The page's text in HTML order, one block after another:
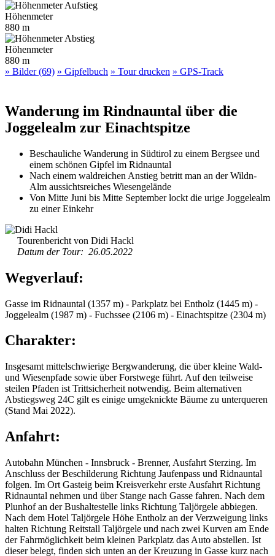
Höhenmeter
880 m
Höhenmeter
880 m
» Bilder (69) » Gipfelbuch » Tour drucken » GPS-Track
Wanderung im Rindnauntal über die
Joggelealm zur Einachtspitze
Beschauliche Wanderung in Südtirol zu einem Bergsee und
einem schönen Gipfel im Ridnauntal
Nach einem waldreichen Anstieg betritt man an der Wildn-
Alm aussichtsreiches Wiesengelände
Von Mitte Juni bis Mitte September lockt die urige Joggelealm
zu einer Einkehr
Tourenbericht von Didi Hackl
Datum der Tour: 26.05.2022
Wegverlauf:
Gasse im Ridnauntal (1357 m) - Parkplatz bei Entholz (1445 m) -
Joggelealm (1987 m) - Fuchssee (2106 m) - Einachtspitze (2304 m)
Charakter:
Insgesamt mittelschwierige Bergwanderung, die über kleine Wald-
und Wiesenpfade sowie über Forstwege führt. Auf den teilweise
steilen Pfaden ist Trittsicherheit notwendig. Beim alternativen
Abstiegsweg 24C gilt es einige umgeknickte Bäume zu unterqueren
(Stand Mai 2022).
Anfahrt:
Autobahn München - Innsbruck - Brenner, Ausfahrt Sterzing. Im
Anschluss der Beschilderung Richtung Jaufenpass und Ridnauntal
folgen. Im Ort Gasteig beim Kreisverkehr erste Ausfahrt Richtung
Ridnauntal nehmen und über Stange nach Gasse fahren. Nach dem
Plunhof an der Bushaltestelle links Richtung Taljörgele abbiegen.
Nach dem Hotel Taljörgele Höhe Entholz an der Verzweigung links
halten Richtung Reitstall Taljörgele und nach zwei Kurven am Ende
der Fahrmöglichkeit beim kleinen Parkplatz das Auto abstellen. Ist
dieser belegt, finden sich unten an der Kreuzung in Gasse kurz nach